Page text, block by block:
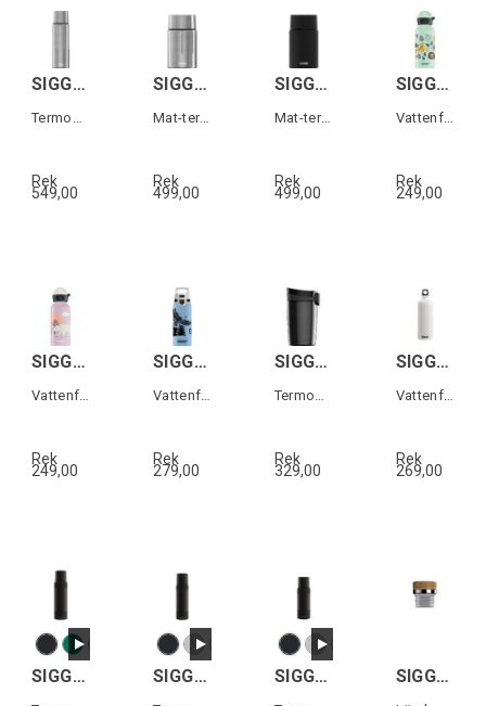
SIGG GEMSTONE IBT Grå 1,1L
Termos i rostfritt stål
Rek
549,00
SIGG GEMSTONE FJ Grå 0,75 L
Mat-termos i rostfritt stål
Rek
499,00
SIGG GEMSTONE FJ Svart 0,75 L
Mat-termos i rostfritt stål
Rek
499,00
SIGG KBT Jungle Tzz 0,4 L
Vattenflaska för barn
Rek
249,00
SIGG KBT Beary 0,4 L
Vattenflaska för barn
Rek
249,00
SIGG WMB ONE Brave Eagle 0,6 L
Vattenflaska för barn
Rek
279,00
SIGG MIRACLE MUG Svart 0,27L
Termos-mugg i rostfritt stål
Rek
329,00
SIGG TRAVELLER Vit 1,0 L
Vattenflaska i aluminium
Rek
269,00
SIGG ALPINE STAR 1,0L SIGG ALPINE STAR 0,75L SIGG ALPINE STAR 0,5L SIGG SCREW TOP MERIDIAN